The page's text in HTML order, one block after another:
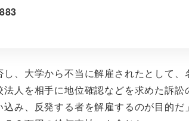
、大学から不当に解雇されたとして、
人を相手に地位確認などを求めた訴訟
み、反発する者を解雇するのが目的だ